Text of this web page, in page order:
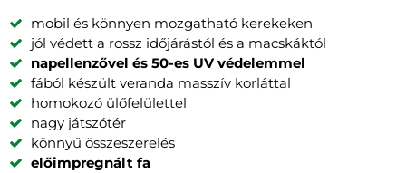
mobil és könnyen mozgatható kerekeken
jól védett a rossz időjárástól és a macskáktól
napellenzővel és 50-es UV védelemmel
fából készült veranda masszív korláttal
homokozó ülőfelülettel
nagy játszótér
könnyű összeszerelés
előimpregnált fa